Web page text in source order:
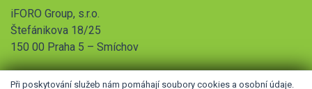
iFORO Group, s.r.o.
Štefánikova 18/25
150 00 Praha 5 – Smíchov
Při poskytování služeb nám pomáhají soubory cookies a osobní údaje.